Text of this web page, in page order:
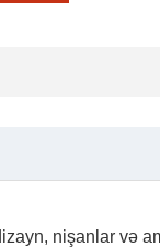
nişanlar və